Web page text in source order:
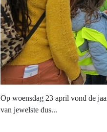
Op woensdag 23 april vond de
van jewelste dus...